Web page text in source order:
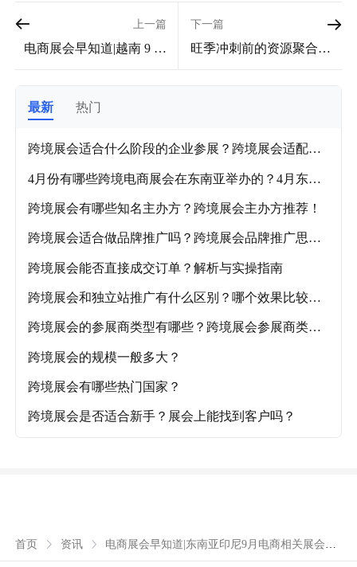
上一篇
电商展会早知道|越南 9 月
下一篇
旺季冲刺前的资源聚合窗
最新
热门
跨境展会适合什么阶段的企业参展？跨境展会适配企
4月份有哪些跨境电商展会在东南亚举办的？4月东南
跨境展会有哪些知名主办方？跨境展会主办方推荐！
跨境展会适合做品牌推广吗？跨境展会品牌推广思路
跨境展会能否直接成交订单？解析与实操指南
跨境展会和独立站推广有什么区别？哪个效果比较
跨境展会的参展商类型有哪些？跨境展会参展商类型
跨境展会的规模一般多大？
跨境展会有哪些热门国家？
跨境展会是否适合新手？展会上能找到客户吗？
首页 资讯
电商展会早知道|东南亚印尼9月电商相关展会推